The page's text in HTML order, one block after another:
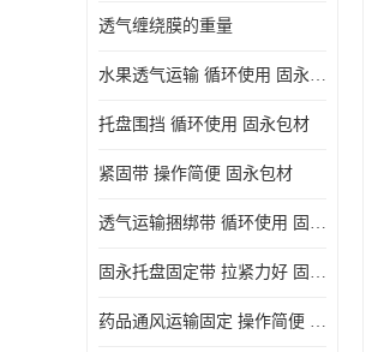
透气缠绕膜的重量
水果透气运输 循环使用 固永包材
托盘围挡 循环使用 固永包材
紧固带 操作简便 固永包材
透气运输捆绑带 循环使用 固永包材
固永托盘固定带 拉紧力好 固永包材
药品通风运输固定 操作简便 固永包材